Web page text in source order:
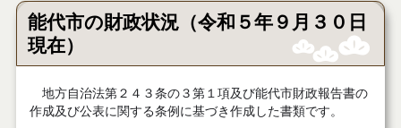
能代市の財政状況（令和５年９月３０日
現在）
地方自治法第２４３条の３第１項及び能代市財政報告書の
作成及び公表に関する条例に基づき作成した書類です。